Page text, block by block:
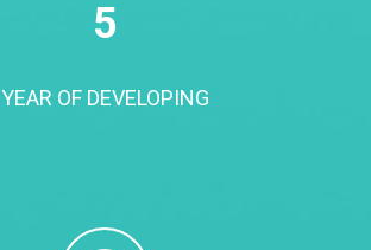
5
YEAR OF DEVELOPING